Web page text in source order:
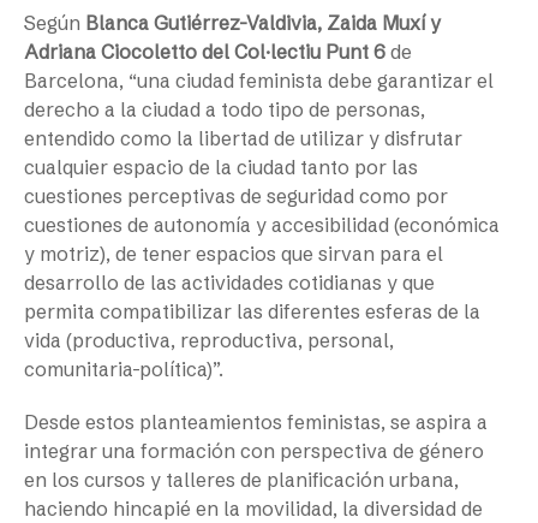
Según Blanca Gutiérrez-Valdivia, Zaida Muxí y
Adriana Ciocoletto del Col·lectiu Punt 6 de
Barcelona, “una ciudad feminista debe garantizar el
derecho a la ciudad a todo tipo de personas,
entendido como la libertad de utilizar y disfrutar
cualquier espacio de la ciudad tanto por las
cuestiones perceptivas de seguridad como por
cuestiones de autonomía y accesibilidad (económica
y motriz), de tener espacios que sirvan para el
desarrollo de las actividades cotidianas y que
permita compatibilizar las diferentes esferas de la
vida (productiva, reproductiva, personal,
comunitaria-política)”.
Desde estos planteamientos feministas, se aspira a
integrar una formación con perspectiva de género
en los cursos y talleres de planificación urbana,
haciendo hincapié en la movilidad, la diversidad de